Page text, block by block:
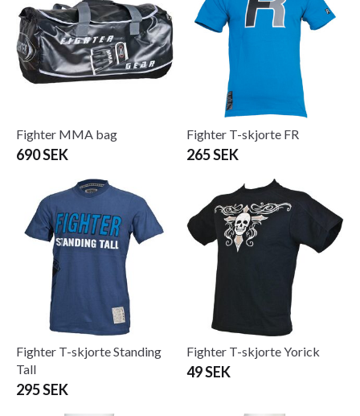
Fighter MMA bag
690 SEK
Fighter T-skjorte FR
265 SEK
Fighter T-skjorte Standing
Tall
295 SEK
Fighter T-skjorte Yorick
49 SEK